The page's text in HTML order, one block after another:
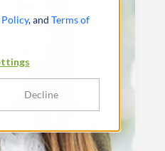
, and Terms of
Decline